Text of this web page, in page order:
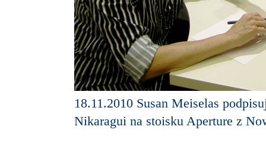
18.11.2010 Susan Meiselas
Nikaragui na stoisku Aperture z